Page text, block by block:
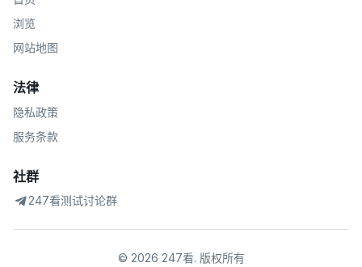
浏览
网站地图
法律
隐私政策
服务条款
社群
247看测试讨论群
© 2026 247看. 版权所有